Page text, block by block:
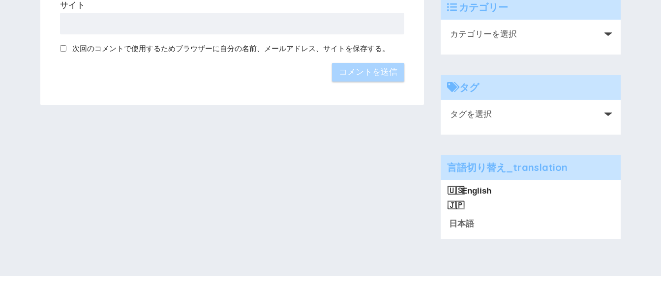
サイト
次回のコメントで使用するためブラウザーに自分の名前、メールアドレス、サイトを保存する。
カテゴリー
タグ
言語切り替え_translation
English
日本語